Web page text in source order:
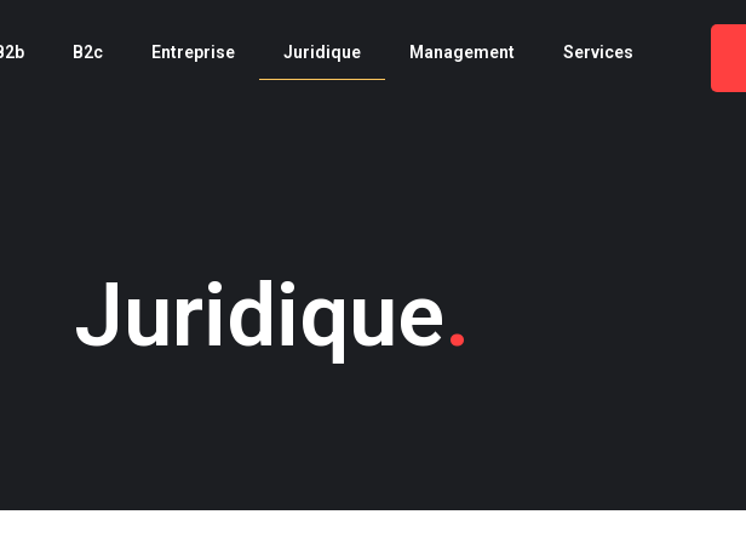
B2c Entreprise Juridique Management Services
Juridique.